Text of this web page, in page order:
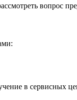
вопрос
в сервисных